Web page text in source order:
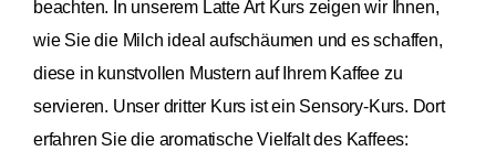
beachten. In unserem Latte Art Kurs zeigen wir Ihnen,
wie Sie die Milch ideal aufschäumen und es schaffen,
diese in kunstvollen Mustern auf Ihrem Kaffee zu
servieren. Unser dritter Kurs ist ein Sensory-Kurs. Dort
erfahren Sie die aromatische Vielfalt des Kaffees: